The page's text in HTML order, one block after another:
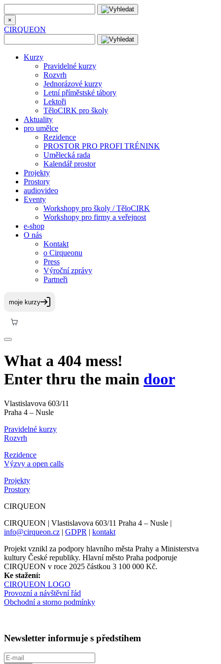
×
CIRQUEON
Kurzy
Pravidelné kurzy
Rozvrh
Jednorázové kurzy
Letní příměstské tábory
Lektoři
TěloCIRK pro školy
Aktuality
pro umělce
Rezidence
PROSTOR PRO PROFI TRÉNINK
Umělecká rada
Kalendář prostor
Projekty
Prostory
audiovideo
Eventy
Workshopy pro školy / TěloCIRK
Workshopy pro firmy a veřejnost
e-shop
O nás
Kontakt
o Cirqueonu
Press
Výroční zprávy
Partneři
What a 404 mess!
Enter thru the main door
Vlastislavova 603/11
Praha 4 – Nusle
Pravidelné kurzy
Rozvrh
Rezidence
Výzvy a open calls
Projekty
Prostory
CIRQUEON
CIRQUEON | Vlastislavova 603/11 Praha 4 – Nusle |
info@cirqueon.cz | GDPR | kontakt
Projekt vznikl za podpory hlavního města Prahy a Ministerstva
kultury České republiky. Hlavní město Praha podporuje
CIRQUEON v roce 2025 částkou 3 100 000 Kč.
Ke stažení:
CIRQUEON LOGO
Provozní a návštěvní řád
Obchodní a storno podmínky
Newsletter informuje s předstihem